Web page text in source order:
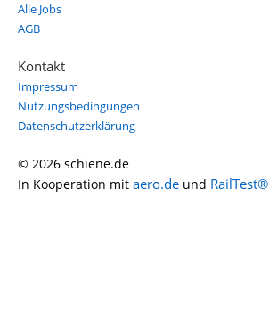
Alle Jobs
AGB
Kontakt
Impressum
Nutzungsbedingungen
Datenschutzerklärung
© 2026 schiene.de
In Kooperation mit aero.de und RailTest®